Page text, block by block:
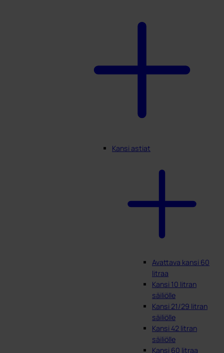
Kansi astiat
Avattava kansi 60
litraa
Kansi 10 litran
säiliölle
Kansi 21/29 litran
säiliölle
Kansi 42 litran
säiliölle
Kansi 60 litraa